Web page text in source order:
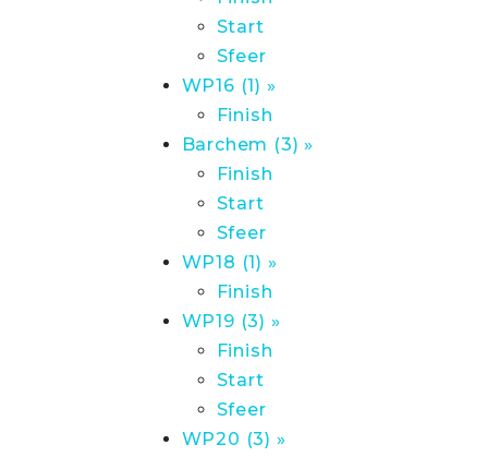
Start
Sfeer
WP16 (1) »
Finish
Barchem (3) »
Finish
Start
Sfeer
WP18 (1) »
Finish
WP19 (3) »
Finish
Start
Sfeer
WP20 (3) »